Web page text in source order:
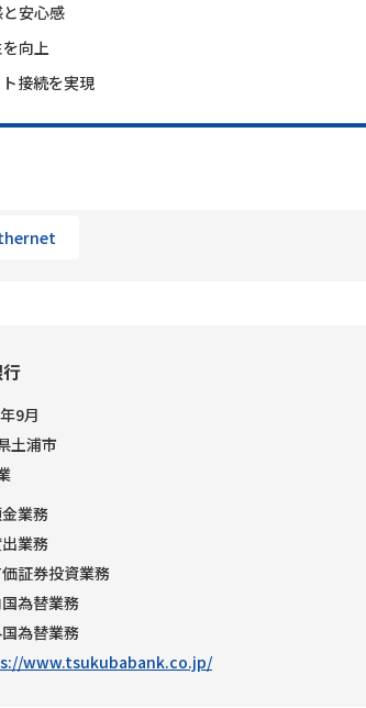
安心感
向上
接続を実現
9月
土浦市
業務
業務
証券投資業務
為替業務
為替業務
www.tsukubabank.co.jp/